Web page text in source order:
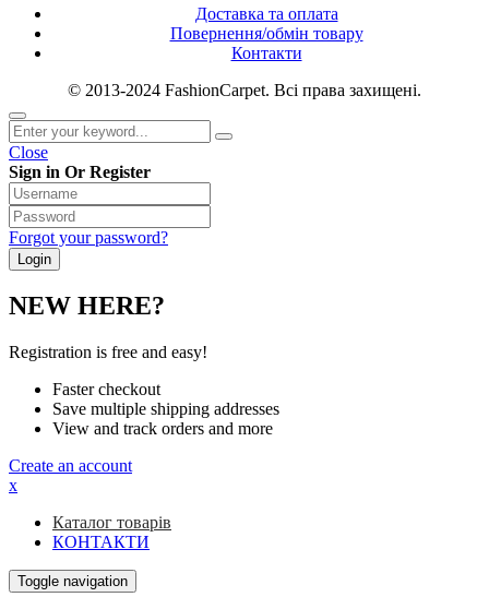
Доставка та оплата
Повернення/обмін товару
Контакти
© 2013-2024 FashionCarpet. Всі права захищені.
Close
Sign in Or Register
Forgot your password?
NEW HERE?
Registration is free and easy!
Faster checkout
Save multiple shipping addresses
View and track orders and more
Create an account
x
Каталог товарів
КОНТАКТИ
Toggle navigation